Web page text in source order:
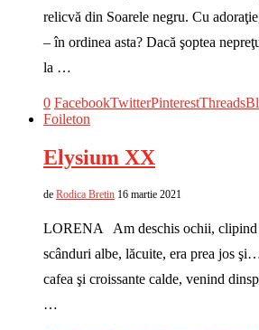
relicvă din Soarele negru. Cu
– în ordinea asta? Dacă şoptea
la …
0 FacebookTwitterPinterestThreads
Foileton
Elysium XX
de Rodica Bretin 16 martie 2021
LORENA Am deschis ochii, clipind
scânduri albe, lăcuite, era prea jos
cafea şi croissante calde, venind
…